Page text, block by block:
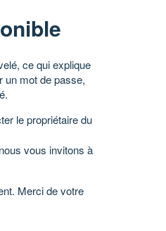
ce qui explique
un mot de passe,
le propriétaire du
vous invitons à
Merci de votre